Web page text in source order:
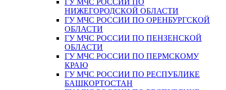
ГУ МЧС РОССИИ ПО
НИЖЕГОРОДСКОЙ ОБЛАСТИ
ГУ МЧС РОССИИ ПО ОРЕНБУРГСКОЙ
ОБЛАСТИ
ГУ МЧС РОССИИ ПО ПЕНЗЕНСКОЙ
ОБЛАСТИ
ГУ МЧС РОССИИ ПО ПЕРМСКОМУ
КРАЮ
ГУ МЧС РОССИИ ПО РЕСПУБЛИКЕ
БАШКОРТОСТАН